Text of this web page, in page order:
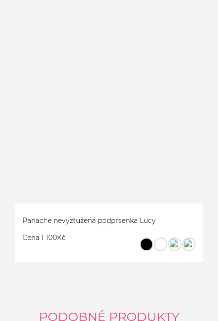
Panache nevyztužená podprsenka Lucy
Cena 1 100Kč
PODOBNÉ PRODUKTY